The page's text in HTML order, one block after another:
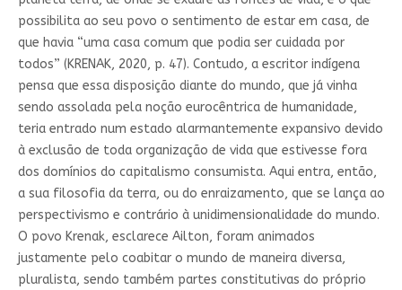
possibilita ao seu povo o sentimento de estar em casa, de
que havia “uma casa comum que podia ser cuidada por
todos” (KRENAK, 2020, p. 47). Contudo, a escritor indígena
pensa que essa disposição diante do mundo, que já vinha
sendo assolada pela noção eurocêntrica de humanidade,
teria entrado num estado alarmantemente expansivo devido
à exclusão de toda organização de vida que estivesse fora
dos domínios do capitalismo consumista. Aqui entra, então,
a sua filosofia da terra, ou do enraizamento, que se lança ao
perspectivismo e contrário à unidimensionalidade do mundo.
O povo Krenak, esclarece Ailton, foram animados
justamente pelo coabitar o mundo de maneira diversa,
pluralista, sendo também partes constitutivas do próprio